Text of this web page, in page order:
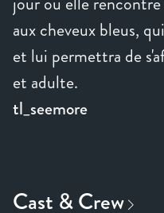
aux cheveux bleus,
et lui permettra de
et adulte.
tl_seemore